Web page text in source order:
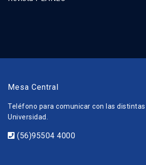
Mesa Central
Teléfono para comunicar con las distintas
Universidad.
(56)95504 4000